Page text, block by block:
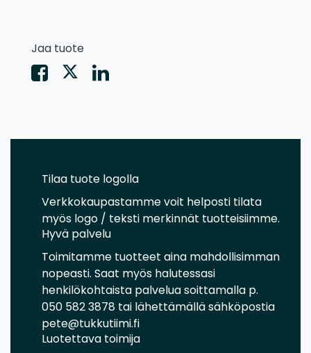
Jaa tuote
Tilaa tuote logolla
Verkkokaupastamme voit helposti tilata
myös logo / teksti merkinnät tuotteisiimme.
Hyvä palvelu
Toimitamme tuotteet aina mahdollisimman
nopeasti. Saat myös halutessasi
henkilökohtaista palvelua soittamalla p.
050 582 3878 tai lähettämällä sähköpostia
pete@tukkutiimi.fi
Luotettava toimija